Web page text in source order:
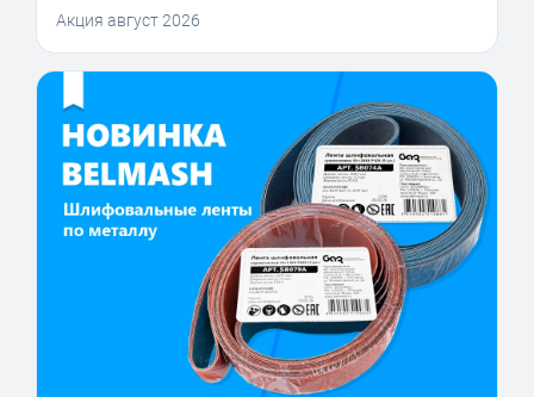
Акция август 2026